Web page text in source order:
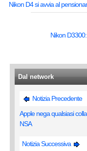
Nikon D4 si avvia al
Nikon
Dal network
Notizia Precedente
Apple nega qualsiasi
NSA
Notizia Successiva